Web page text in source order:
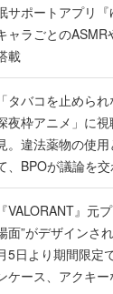
サポートアプリ『
ャラごとのASMR
載
「タバコを止めら
夜枠アニメ」に
。違法薬物の使
、BPOが議論を
『VALORANT』元
面”がデザインさ
5日より期間限定
ケース、アクキ